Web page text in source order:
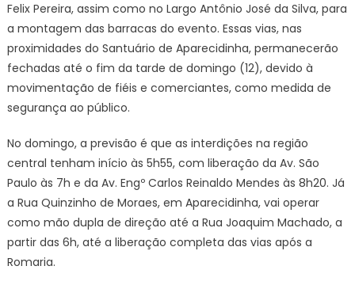
Felix Pereira, assim como no Largo Antônio José da Silva, para
a montagem das barracas do evento. Essas vias, nas
proximidades do Santuário de Aparecidinha, permanecerão
fechadas até o fim da tarde de domingo (12), devido à
movimentação de fiéis e comerciantes, como medida de
segurança ao público.
No domingo, a previsão é que as interdições na região
central tenham início às 5h55, com liberação da Av. São
Paulo às 7h e da Av. Engº Carlos Reinaldo Mendes às 8h20. Já
a Rua Quinzinho de Moraes, em Aparecidinha, vai operar
como mão dupla de direção até a Rua Joaquim Machado, a
partir das 6h, até a liberação completa das vias após a
Romaria.